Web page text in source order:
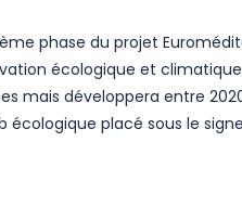
phase du projet
écologique et
mais développera entre
écologique placé sous le